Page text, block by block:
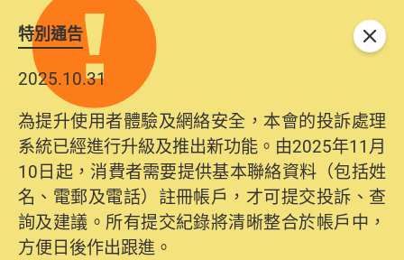
特別通告
2025.10.31
為提升使用者體驗及網絡安全，本會的投訴處理
系統已經進行升級及推出新功能。由2025年11月
10日起，消費者需要提供基本聯絡資料（包括姓
名、電郵及電話）註冊帳戶，才可提交投訴、查
詢及建議。所有提交紀錄將清晰整合於帳戶中，
方便日後作出跟進。
關閉